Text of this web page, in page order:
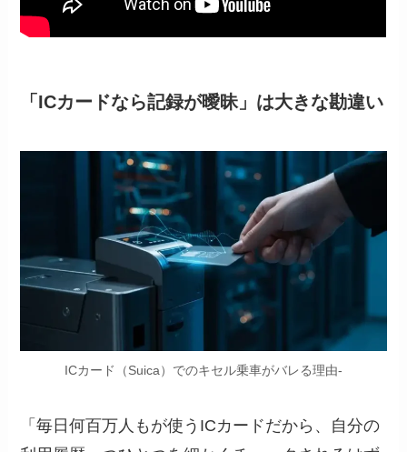
「ICカードなら記録が曖昧」は大きな勘違い
ICカード（Suica）でのキセル乗車がバレる理由-
「毎日何百万人もが使うICカードだから、自分の